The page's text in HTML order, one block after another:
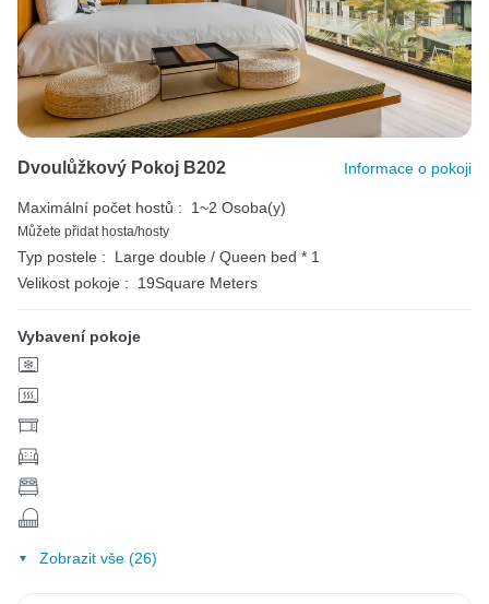
Dvoulůžkový Pokoj B202 Informace o pokoji
Maximální počet hostů : 1~2 Osoba(y)
Můžete přidat hosta/hosty
Typ postele :
Large double / Queen bed * 1
Velikost pokoje :
19Square Meters
Vybavení pokoje
Zobrazit vše (26)